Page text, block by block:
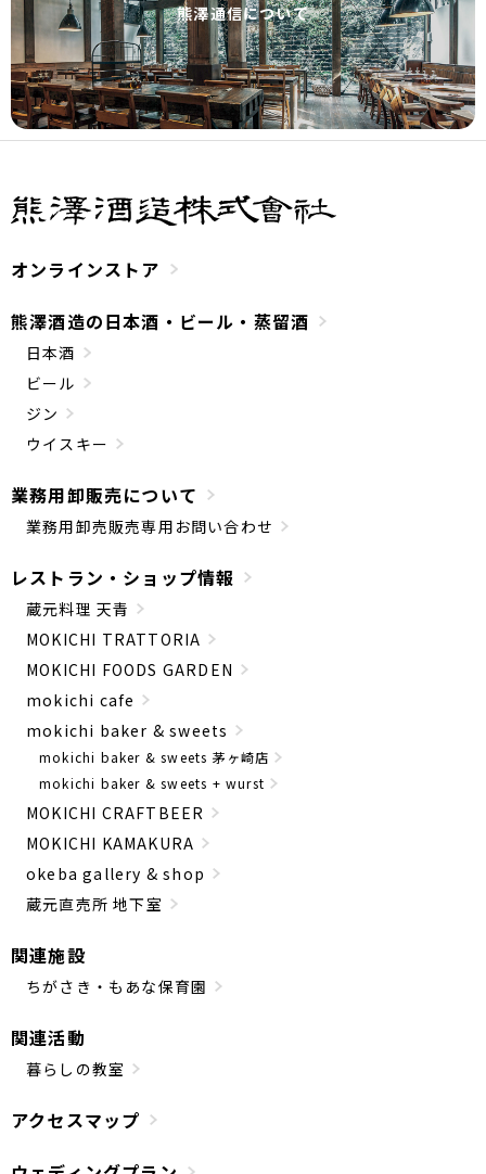
熊澤通信について
オンラインストア
熊澤酒造の日本酒・ビール・蒸留酒
日本酒
ビール
ジン
ウイスキー
業務用卸販売について
業務用卸売販売専用お問い合わせ
レストラン・ショップ情報
蔵元料理 天青
MOKICHI TRATTORIA
MOKICHI FOODS GARDEN
mokichi cafe
mokichi baker & sweets
mokichi baker & sweets 茅ヶ崎店
mokichi baker & sweets + wurst
MOKICHI CRAFTBEER
MOKICHI KAMAKURA
okeba gallery & shop
蔵元直売所 地下室
関連施設
ちがさき・もあな保育園
関連活動
暮らしの教室
アクセスマップ